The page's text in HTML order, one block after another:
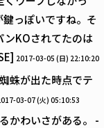
っぽいですね。そ
ンKOされてたのは
2017-03-05 (日) 22:10:20
蛛が出た時点でテ
03-07 (火) 05:10:53
かわいさがある。 -